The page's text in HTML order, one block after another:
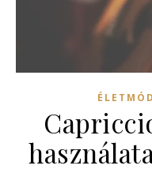
ÉLETMÓD